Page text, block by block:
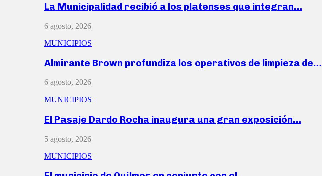
La Municipalidad recibió a los platenses que integran…
6 agosto, 2026
MUNICIPIOS
Almirante Brown profundiza los operativos de limpieza de…
6 agosto, 2026
MUNICIPIOS
El Pasaje Dardo Rocha inaugura una gran exposición…
5 agosto, 2026
MUNICIPIOS